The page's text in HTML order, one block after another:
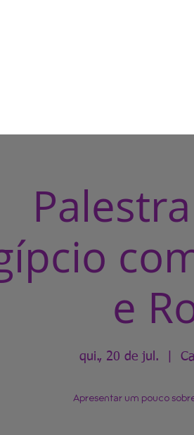
e
qui., 20 de jul.
Apresentar um pouco